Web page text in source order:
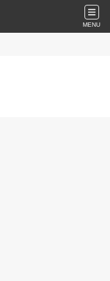
MENU